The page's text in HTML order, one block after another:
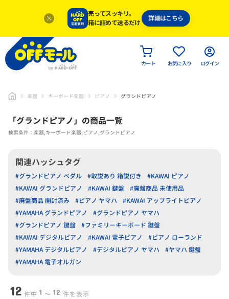
売ってスッキリ。
箱に詰めて送るだけ
詳細はこちら
カート お気に入り ログイン
楽器 キーボード楽器 ピアノ グランドピアノ
「グランドピアノ」 の商品一覧
検索条件：楽器,キーボード楽器,ピアノ,グランドピアノ
関連ハッシュタグ
#グランドピアノ ペダル #取説あり 箱説付き
#KAWAI ピアノ
#KAWAI グランドピアノ
#KAWAI 鍵盤
#廃盤商品 未使用品
#廃盤商品 開封済み
#ピアノ ヤマハ
#KAWAI アップライトピアノ
#YAMAHA グランドピアノ
#グランドピアノ ヤマハ
#グランドピアノ 鍵盤
#ファミリーキーボード 鍵盤
#KAWAI デジタルピアノ
#KAWAI 電子ピアノ
#ピアノ ローランド
#YAMAHA デジタルピアノ
#デジタルピアノ ヤマハ
#ヤマハ 鍵盤
#YAMAHA 電子オルガン
12 件中 1 〜 12 件を表示